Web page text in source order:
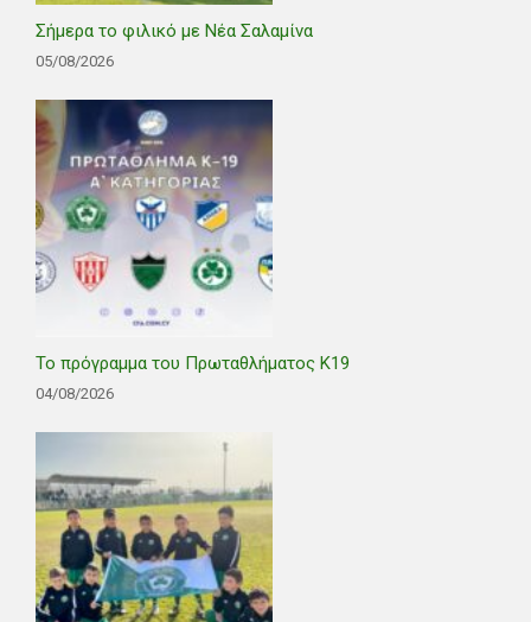
Σήμερα το φιλικό με Νέα Σαλαμίνα
05/08/2026
Το πρόγραμμα του Πρωταθλήματος Κ19
04/08/2026